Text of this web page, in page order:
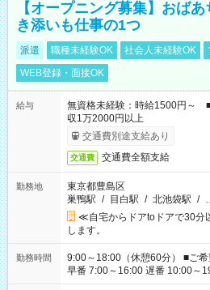
【オープニング募集】おば
き添いも仕事の1つ
派遣 職種未経験OK 社会人未経験OK
WEB登録・面接OK
給与
無資格未経験：時給1500円
収1万2000円以上
交通費別途支給あり
交通費 交通費全額支給
勤務地
東京都豊島区
巣鴨駅 / 目白駅 / 北池袋駅 /
≪自宅からドアtoドアで30分
します。
勤務時間
9:00～18:00（休憩60分） ■ご希望があれば下記シフトもOK！
早番 7:00～16:00 遅番 10:00～
と休みを合わせたい」 「余裕を